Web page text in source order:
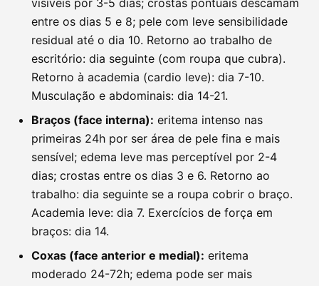
visíveis por 3-5 dias; crostas pontuais descamam
entre os dias 5 e 8; pele com leve sensibilidade
residual até o dia 10. Retorno ao trabalho de
escritório: dia seguinte (com roupa que cubra).
Retorno à academia (cardio leve): dia 7-10.
Musculação e abdominais: dia 14-21.
Braços (face interna): eritema intenso nas
primeiras 24h por ser área de pele fina e mais
sensível; edema leve mas perceptível por 2-4
dias; crostas entre os dias 3 e 6. Retorno ao
trabalho: dia seguinte se a roupa cobrir o braço.
Academia leve: dia 7. Exercícios de força em
braços: dia 14.
Coxas (face anterior e medial): eritema
moderado 24-72h; edema pode ser mais